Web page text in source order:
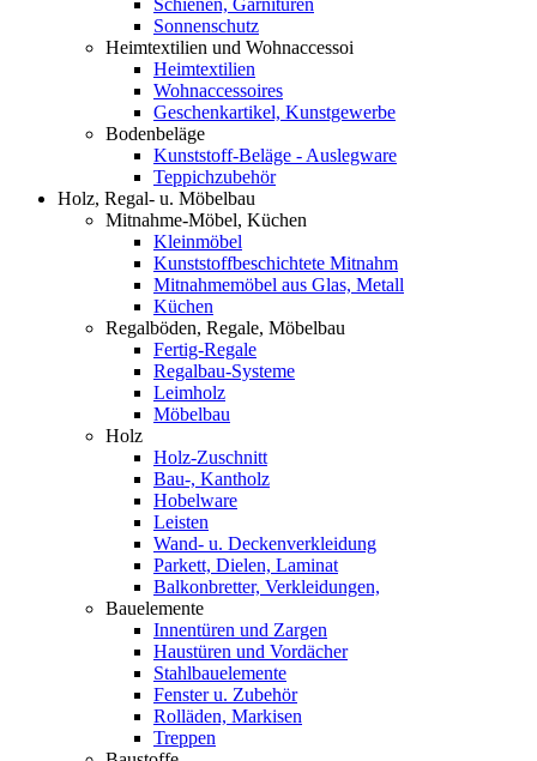
Schienen, Garnituren
Sonnenschutz
Heimtextilien und Wohnaccessoi
Heimtextilien
Wohnaccessoires
Geschenkartikel, Kunstgewerbe
Bodenbeläge
Kunststoff-Beläge - Auslegware
Teppichzubehör
Holz, Regal- u. Möbelbau
Mitnahme-Möbel, Küchen
Kleinmöbel
Kunststoffbeschichtete Mitnahm
Mitnahmemöbel aus Glas, Metall
Küchen
Regalböden, Regale, Möbelbau
Fertig-Regale
Regalbau-Systeme
Leimholz
Möbelbau
Holz
Holz-Zuschnitt
Bau-, Kantholz
Hobelware
Leisten
Wand- u. Deckenverkleidung
Parkett, Dielen, Laminat
Balkonbretter, Verkleidungen,
Bauelemente
Innentüren und Zargen
Haustüren und Vordächer
Stahlbauelemente
Fenster u. Zubehör
Rolläden, Markisen
Treppen